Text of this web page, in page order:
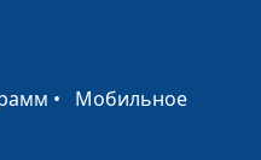
член Совета по
• Мобильное